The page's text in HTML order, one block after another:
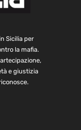
Sicilia per
la mafia.
e giustizia